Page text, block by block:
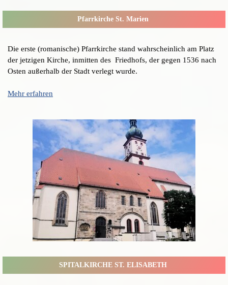
Pfarrkirche St. Marien
Die erste (romanische) Pfarrkirche stand wahrscheinlich am Platz
der jetzigen Kirche, inmitten des Friedhofs, der gegen 1536 nach
Osten außerhalb der Stadt verlegt wurde.
Mehr erfahren
SPITALKIRCHE ST. ELISABETH